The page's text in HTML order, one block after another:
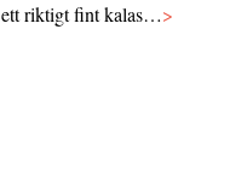
ett riktigt fint kalas…>